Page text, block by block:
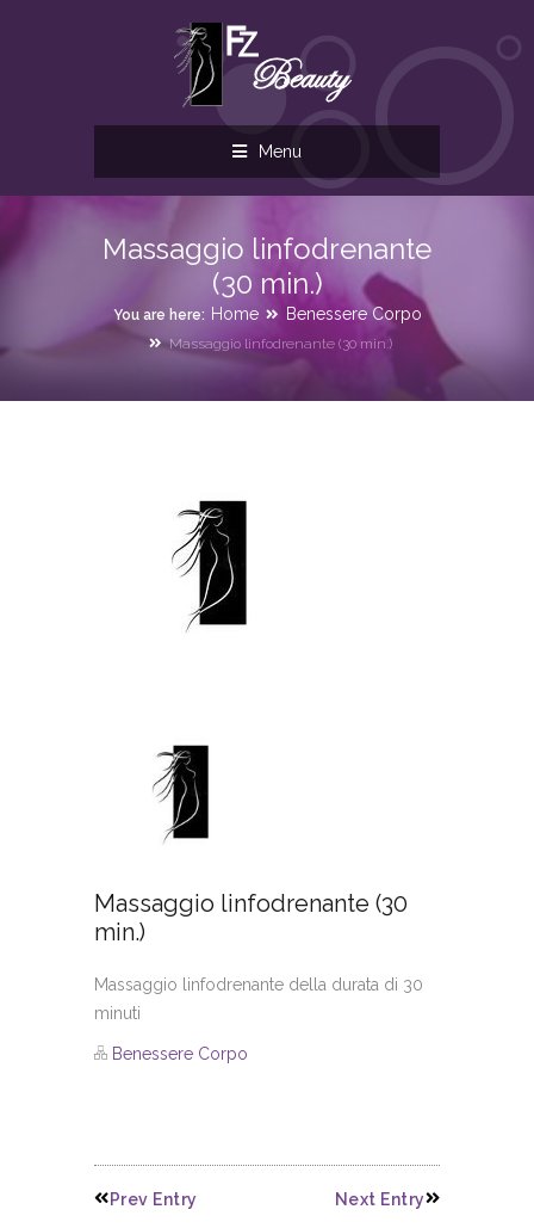
Menu
Massaggio linfodrenante
(30 min.)
You are here: Home Benessere Corpo
Massaggio linfodrenante (30 min.)
Massaggio linfodrenante (30
min.)
Massaggio linfodrenante della durata di 30
minuti
Benessere Corpo
Prev Entry Next Entry